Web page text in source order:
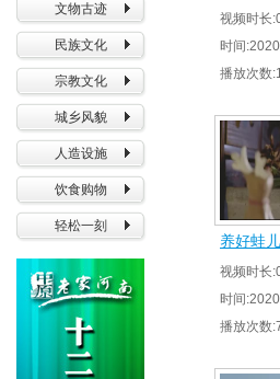
文物古迹
民族文化
宗教文化
城乡风貌
人造设施
饮食购物
轻松一刻
视频时长
时间
播放次数
养好蛙
视频时长
时间
播放次数